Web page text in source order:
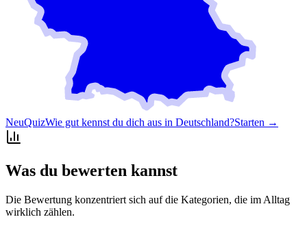
NeuQuizWie gut kennst du dich aus in Deutschland?Starten →
Was du bewerten kannst
Die Bewertung konzentriert sich auf die Kategorien, die im Alltag
wirklich zählen.